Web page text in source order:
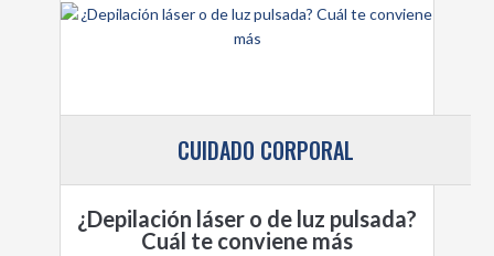
CUIDADO CORPORAL
¿Depilación láser o de luz pulsada?
Cuál te conviene más